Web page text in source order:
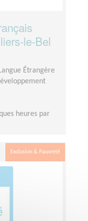
le-Bel
Étrangère
heures par
Exclusion & Pauvreté